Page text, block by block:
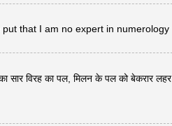
that I am no expert in numerology
सार विरह का पल, मिलन के पल को बेकरार